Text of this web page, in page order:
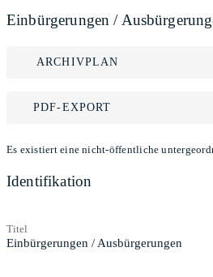
Einbürgerungen /
ARCHIVPLAN
PDF-EXPORT
Es existiert eine nicht-öffentliche
Identifikation
Titel
Einbürgerungen / Ausbürgerungen